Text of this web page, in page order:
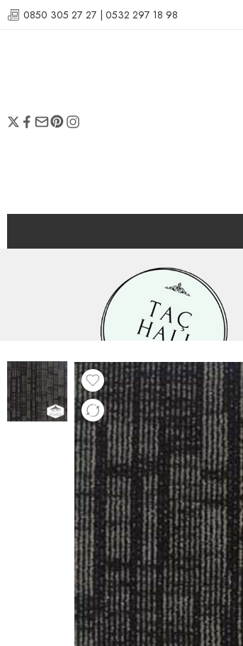
0850 305 27 27 | 0532 297 18 98